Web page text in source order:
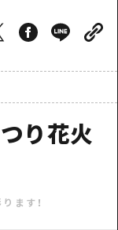
せ
ビス
Fi
さま
り花火
ます！